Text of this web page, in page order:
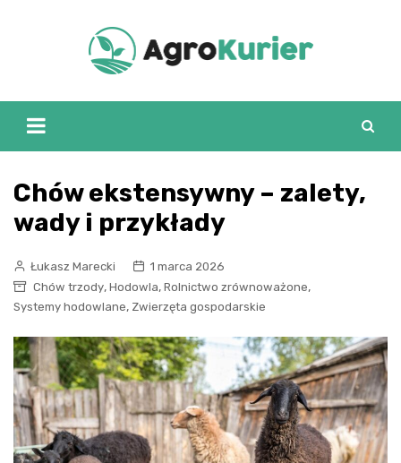
Chów ekstensywny – zalety,
wady i przykłady
Łukasz Marecki
1 marca 2026
Chów trzody, Hodowla, Rolnictwo zrównoważone,
Systemy hodowlane, Zwierzęta gospodarskie